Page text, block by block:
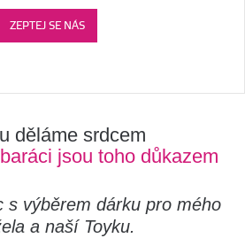
ZEPTEJ SE NÁS
děláme srdcem
jsou toho důkazem
s výběrem dárku pro mého
a naší Toyku.